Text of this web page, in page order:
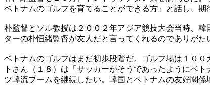
ベトナムのゴルフを育てることができる方』と話し、期
朴監督とソル教授は２００２年アジア競技大会当時、
ターの朴恒緒監督が友人だと言ってくれるのでありが
ベトナムのゴルフはまだ初歩段階だ。ゴルフ場は１０
トさん（１８）は「サッカーがそうであったようにベ
ツ韓流ブームを継続したい。韓国とベトナムの友好関係